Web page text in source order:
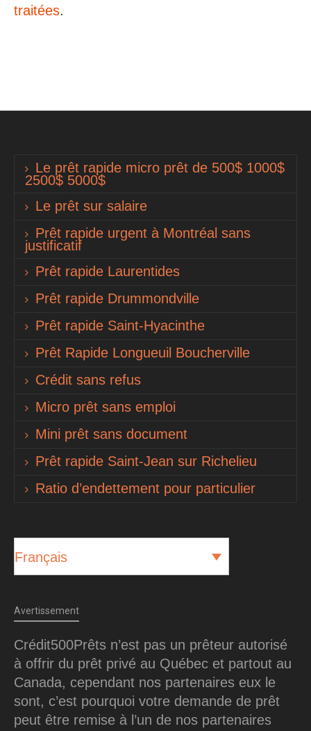
traitées.
Le prêt rapide micro prêt de 500$ 1000$
2500$ 5000$
Le prêt sur salaire
Prêt rapide urgent à Montréal sans
justificatif
Prêt rapide Laurentides
Prêt rapide Drummondville
Prêt rapide Saint-Hyacinthe
Prêt Rapide Longueuil Boucherville
Crédit sans refus
Micro prêt sans emploi
Mini prêt sans document
Prêt rapide Saint-Jean sur Richelieu
Ratio d’endettement pour particulier
Français
Avertissement
Crédit500Prêts n’est pas un prêteur autorisé
à offrir du prêt privé au Québec et partout au
Canada, cependant nos partenaires eux le
sont, c’est pourquoi votre demande de prêt
peut être remise à l’un de nos partenaires